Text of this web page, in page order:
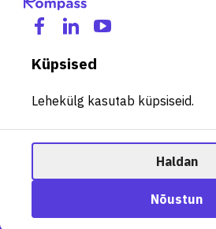
Ametisoovitaja
Küpsised
Lehekülg kasutab küpsiseid.
Haldan
Nõustun